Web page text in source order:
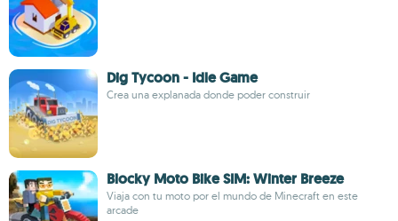
Dig Tycoon - Idle Game
Crea una explanada donde poder construir
Blocky Moto Bike SIM: Winter Breeze
Viaja con tu moto por el mundo de Minecraft en este
arcade